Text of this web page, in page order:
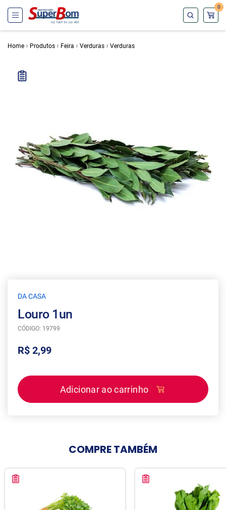
0
Home Produtos Feira Verduras Verduras
DA CASA
Louro 1un
CÓDIGO: 19799
R$ 2,99
Adicionar ao carrinho
COMPRETAMBÉM